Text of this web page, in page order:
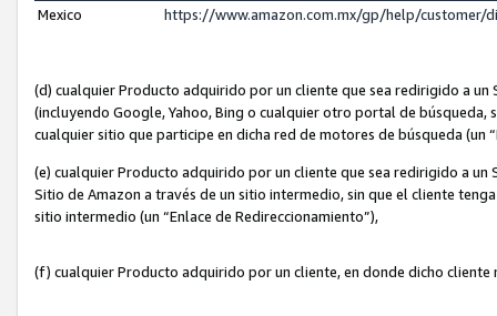
Mexico
https://www.amazon.com.mx/gp/help/customer/
(d) cualquier Producto adquirido por un cliente que sea redirigido a
(incluyendo Google, Yahoo, Bing o cualquier otro portal de
cualquier sitio que participe en dicha red de motores de búsqueda (un
(e) cualquier Producto adquirido por un cliente que sea redirigido a un
Sitio de Amazon a través de un sitio intermedio, sin que el cliente
sitio intermedio (un “Enlace de Redireccionamiento”),
(f) cualquier Producto adquirido por un cliente, en donde dicho